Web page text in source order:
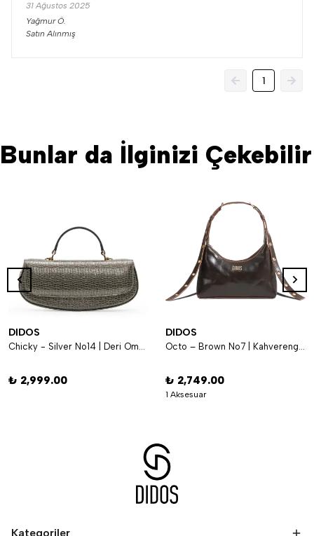
31 Ağustos 2025
Yağmur Ö.
Satın Alınmış
1
Bunlar da İlginizi Çekebilir
DIDOS
Chicky - Silver No14 | Deri Omuz Çantası
₺ 2,999.00
DIDOS
Octo – Brown No7 | Kahverengi Omuz Çantası
₺ 2,749.00
1 Aksesuar
Kategoriler